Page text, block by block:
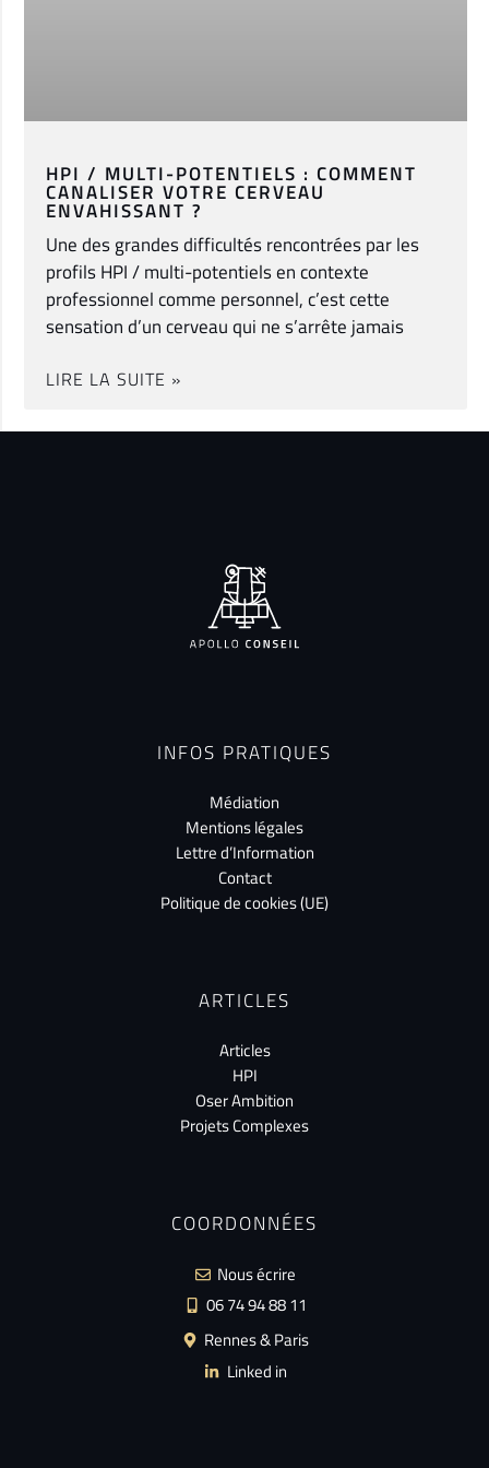
HPI / MULTI-POTENTIELS : COMMENT
CANALISER VOTRE CERVEAU
ENVAHISSANT ?
Une des grandes difficultés rencontrées par les
profils HPI / multi-potentiels en contexte
professionnel comme personnel, c’est cette
sensation d’un cerveau qui ne s’arrête jamais
LIRE LA SUITE »
INFOS PRATIQUES
Médiation
Mentions légales
Lettre d’Information
Contact
Politique de cookies (UE)
ARTICLES
Articles
HPI
Oser Ambition
Projets Complexes
COORDONNÉES
Nous écrire
06 74 94 88 11
Rennes & Paris
Linked in